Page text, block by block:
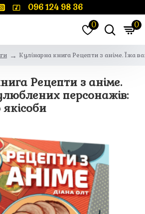
096 124 98 36
0 0
Кулінарна книга Рецепти з аніме. Їжа
Рецепти з аніме.
персонажів: